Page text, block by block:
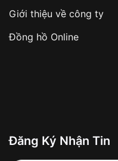
hàng
Số tiền còn lại
✔️ Đảm bảo xử
✔️ Hạn chế tình
Từ khóa SEO:
Giới thiệu về công ty
Đồng hồ Online
Đăng Ký Nhận Tin